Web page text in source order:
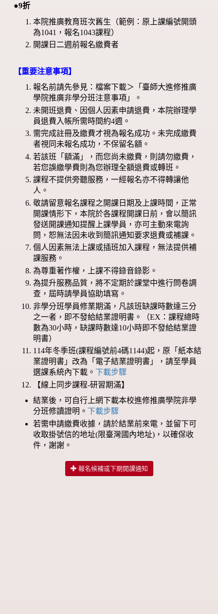
●9折
本院推廣教育班次舊生（範例：原上課編號開頭
為1041，報名1043課程）
開課日二週前報名繳費者
【重要注意事項】
報名前請先參見：檔案下載＞「臺師大進修推廣
學院推廣非學分班注意事項」。
未開班退費、因個人因素申請退費，本院辦理學
員退費入帳所需時間約4週。
需完成註冊及繳費才視為報名成功。未完成繳費
者視同未報名成功，不保留名額。
若該班「額滿」，而您尚未繳費，則請勿繳費，
若您誤繳學費則為您辦理全額退費或轉班。
課程不提供旁聽服務，一經報名亦不得轉讓他
人。
敬請留意報名課程之開課日期及上課時間，正常
開課情形下，本院於各課程開課日前，會以簡訊
發送開課通知提醒上課學員，亦可主動來電詢
問，恕無法因未收到簡訊通知要求退費或補課。
個人因素無法上課或插班加入課程，無法提供補
課服務。
為尊重著作權，上課不得錄音錄影。
為提升服務品質，將不定期於課堂中進行問卷調
查，屆時請學員協助填寫。
非學分班學員修業期滿，凡該班缺課時數達三分
之一者，即不發給結業證明書。（EX：課程總時
數為30小時，缺課時數達10小時即不發給結業證
明書）
114年冬季班(課程編號前4碼1144)起，原「紙本結
業證明書」改為「電子結業證明書」，請至學員
選課系統內下載。 下載步驟
【線上同步課程-研習期滿】
結業後，可自行上網下載本校進修推廣學院非學
分班修讀證明。 下載步驟
若需申請繳費收據，請於結業前來電，並留下可
收取掛號信的地址(限臺灣國內地址)，以確保收
件，謝謝。
報名候補或下期開課通知